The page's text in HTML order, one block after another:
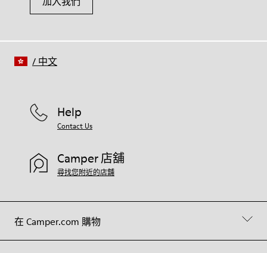
在 Camper.com 購物
Help
Contact Us
Camper 店舖
尋找您附近的店舖
/ 中文